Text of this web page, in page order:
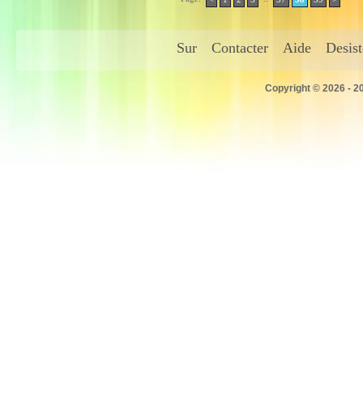
Sur Contacter Aide
Copyright © 2026 -